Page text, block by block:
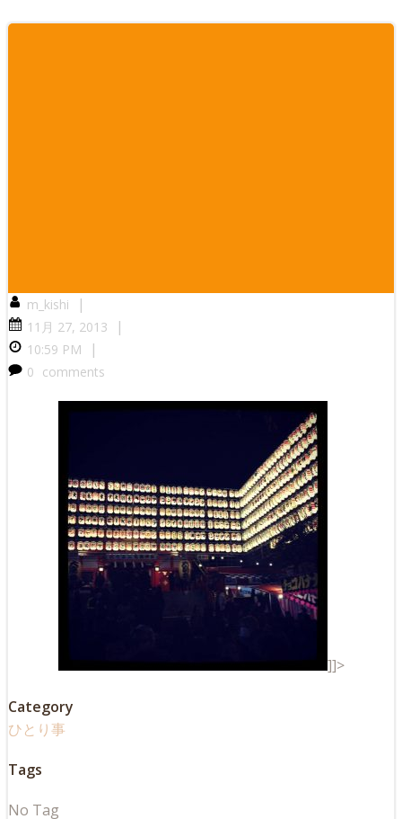
m_kishi |
11月 27, 2013 |
10:59 PM |
0 comments
]]>
Category
ひとり事
Tags
No Tag